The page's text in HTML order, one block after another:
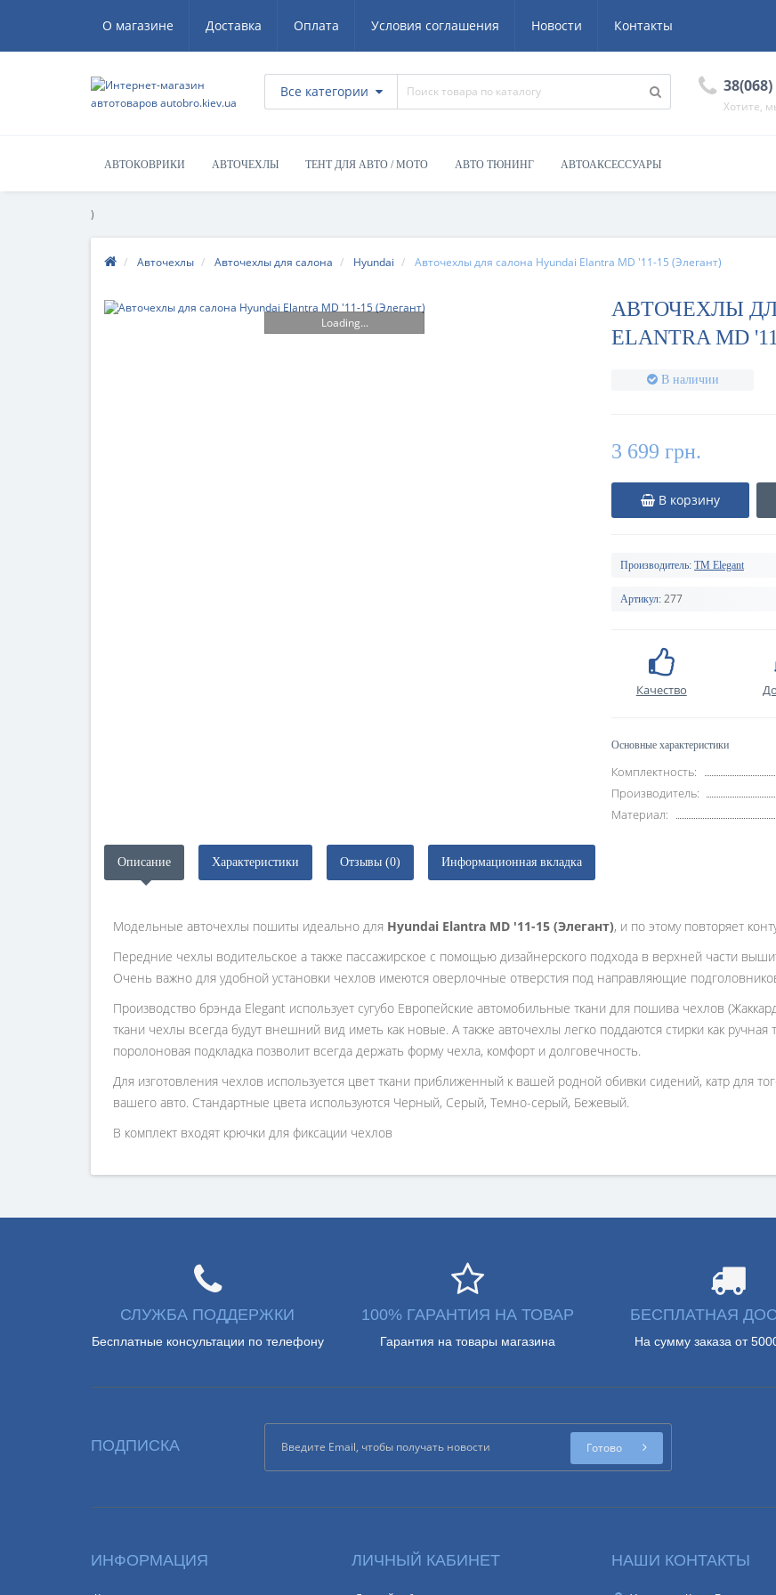
О магазине Доставка Оплата Условия соглашения Новости Контакты
Все категории 38(068)
Хотите,
АВТОКОВРИКИ АВТОЧЕХЛЫ ТЕНТ ДЛЯ АВТО / МОТО АВТО ТЮНИНГ АВТОАКСЕССУАРЫ
)
Авточехлы Авточехлы для салона Hyundai Авточехлы для салона Hyundai Elantra MD '11-15 (Элегант)
Loading...
АВТОЧЕХЛЫ
ELANTRA MD
В наличии
3 699 грн.
В корзину
Производитель: TM Elegant
Артикул: 277
Качество
Основные характеристики
Комплектность:
Производитель:
Материал:
Описание Характеристики Отзывы (0) Информационная вкладка
Модельные авточехлы пошиты идеально для Hyundai Elantra MD '11-15 (Элегант), и по этому повторяет
Передние чехлы водительское а также пассажирское с помощью дизайнерского подхода в верхней части
Очень важно для удобной установки чехлов имеются оверлочные отверстия под направляющие
Производство брэнда Elegant использует сугубо Европейские автомобильные ткани для пошива чехлов
ткани чехлы всегда будут внешний вид иметь как новые. А также авточехлы легко поддаются стирки как
поролоновая подкладка позволит всегда держать форму чехла, комфорт и долговечность.
Для изготовления чехлов используется цвет ткани приближенный к вашей родной обивки сидений, катр для
вашего авто. Стандартные цвета используются Черный, Серый, Темно-серый, Бежевый.
В комплект входят крючки для фиксации чехлов
СЛУЖБА ПОДДЕРЖКИ
Бесплатные консультации по телефону
100% ГАРАНТИЯ НА ТОВАР
Гарантия на товары магазина
БЕСПЛАТНАЯ
На сумму заказа от
ПОДПИСКА Готово
ИНФОРМАЦИЯ ЛИЧНЫЙ КАБИНЕТ НАШИ КОНТАКТЫ